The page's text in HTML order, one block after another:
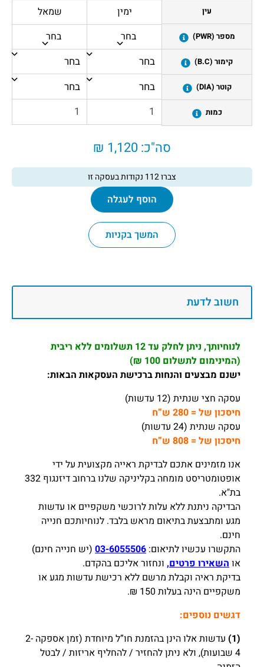
עין
מספר (PWR)
קימור (B.C)
קוטר (DIA)
כמות
ימין
בחר
שמאל
בחר
סה"כ:1,120 ₪
צברו112 נקודות בעסקה זו
הוסף לעגלה
המשך בקניות
חשוב לדעת
לנוחיותך, ניתן לחלק עד 12 תשלומים ללא ריבית
(המינימום לתשלום 100 ₪)
ישנם מבצעים והנחות ברכישת העסקאות הבאות:
עסקה חצי שנתית (12 עדשות)
חיסכון של = 280 ש”ח
עסקה שנתית (24 עדשות)
חיסכון של = 808 ש”ח
אנו מזמינים אתכם לבדיקת ראייה מקצועית על ידי
אופטומטריסט מומחה בקליניקה שלנו ברחוב דיזנגוף 332
בת"א.
הבדיקה ניתנת ללא עלות לרוכשי משקפיים או עדשות
מגע ומתבצעת בתיאום מראש בלבד. לנוחיותכם חנייה
חינם.
התקשרו עכשיו לתיאום: 03-6055506 (יש חנייה חינם)
או השאירו פרטים, ונחזור אליכם בהקדם.
בדיקת ראיה וקבלת מרשם ללא רכישת עדשות מגע או
משקפיים הינה בעלות 150 ₪.
דגשים נוספים:
(1)
עדשות אלו הינן בהזמנת חו”ל מיוחדת (זמן אספקה 2-
4 שבועות), ולא ניתן להחזיר / להחליף אריזות / לבטל